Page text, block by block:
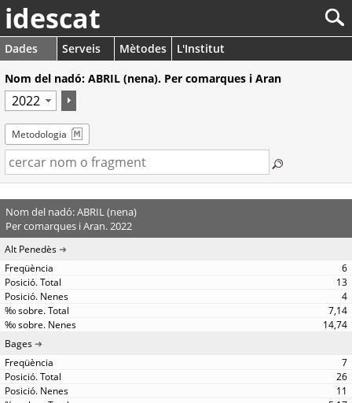
idescat
Dades Serveis Mètodes
L'Institut
Nom del nadó: ABRIL (nena). Per comarques i Aran
Metodologia
Nom del nadó: ABRIL (nena)
Per comarques i Aran. 2022
Alt Penedès
6
13
4
7,14
14,74
Bages
7
26
11